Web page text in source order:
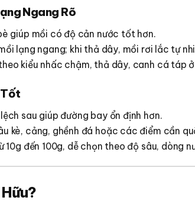
Ngang Rõ
giúp mồi có độ cản nước tốt hơn.
lạng ngang; khi thả dây, mồi rơi lắc tự
theo kiểu nhấc chậm, thả dây, canh cá táp
Tốt
sau giúp đường bay ổn định hơn.
kè, cảng, ghềnh đá hoặc các điểm cần
10g đến 100g, dễ chọn theo độ sâu, dòng